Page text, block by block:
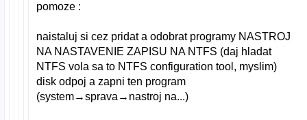
pomoze :
naistaluj si cez pridat a odobrat programy NASTROJ
NA NASTAVENIE ZAPISU NA NTFS (daj hladat
NTFS vola sa to NTFS configuration tool, myslim)
disk odpoj a zapni ten program
(system→sprava→nastroj na...)